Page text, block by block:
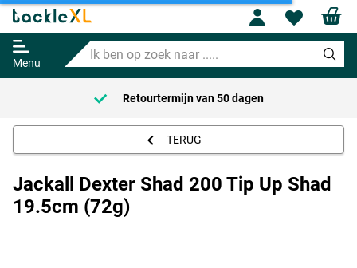
Menu
Ik
ben
op
zoek
naar
Profile
Jackall Dexter Shad 200 Tip Up
Shad 19.5cm (72g)
10.95
Retourtermijn van 50 dagen
TERUG
Jackall Dexter Shad 200 Tip Up Shad
19.5cm (72g)